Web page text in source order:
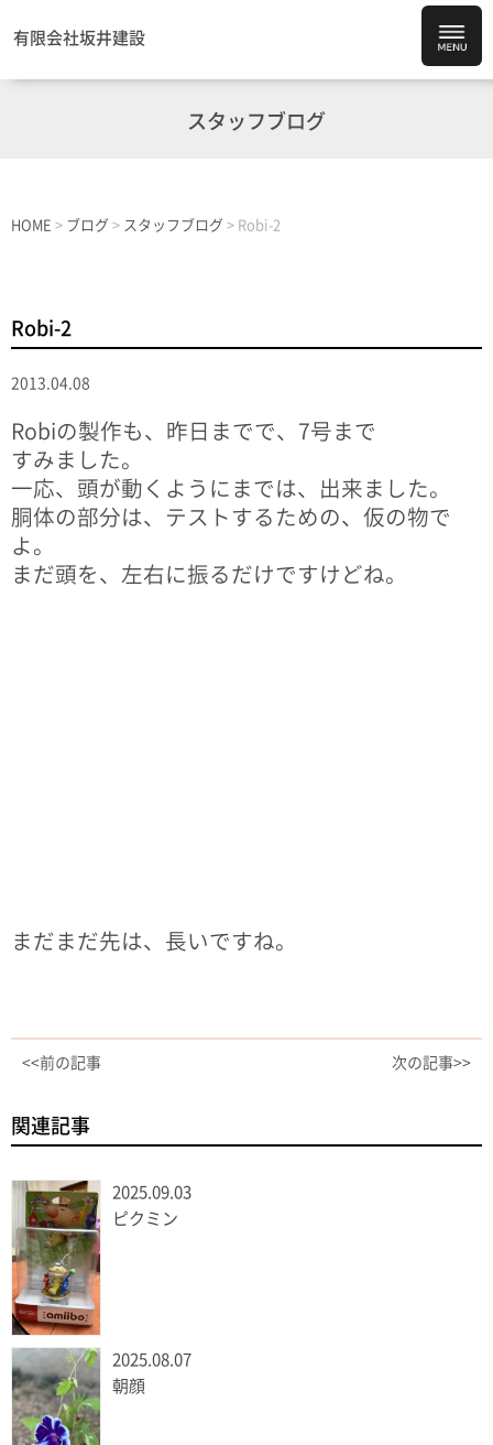
有限会社坂井建設
スタッフブログ
HOME > ブログ > スタッフブログ > Robi-2
Robi-2
2013.04.08
Robiの製作も、昨日までで、7号まで
すみました。
一応、頭が動くようにまでは、出来ました。
胴体の部分は、テストするための、仮の物で
よ。
まだ頭を、左右に振るだけですけどね。
まだまだ先は、長いですね。
<<前の記事 次の記事>>
関連記事
2025.09.03
ピクミン
2025.08.07
朝顔